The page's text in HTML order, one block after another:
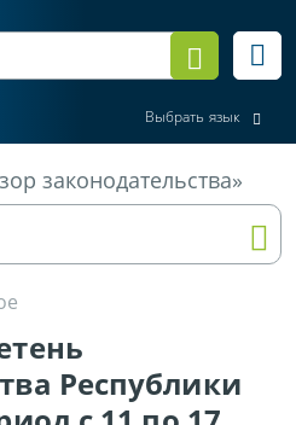
Выбрать язык
законодательства»
Республики
Все материалы